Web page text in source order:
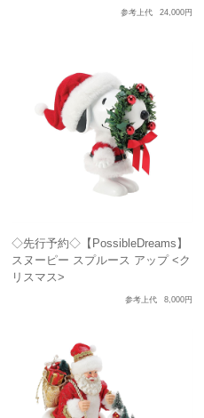
参考上代 24,000円
◇先行予約◇【PossibleDreams】
スヌーピー スプルース アップ <ク
リスマス>
参考上代 8,000円